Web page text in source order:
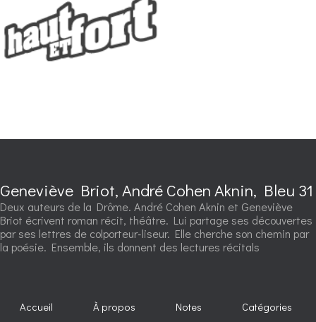
Geneviève Briot, André Cohen Aknin, Bleu 31
Deux auteurs de la Drôme. André Cohen Aknin et Geneviève
Briot écrivent roman récit, théâtre. Lui partage ses découvertes
par ses lettres de colporteur-liseur. Elle cherche son chemin par
la poésie. Ensemble, ils donnent des lectures récitals
Accueil À propos Notes Catégories